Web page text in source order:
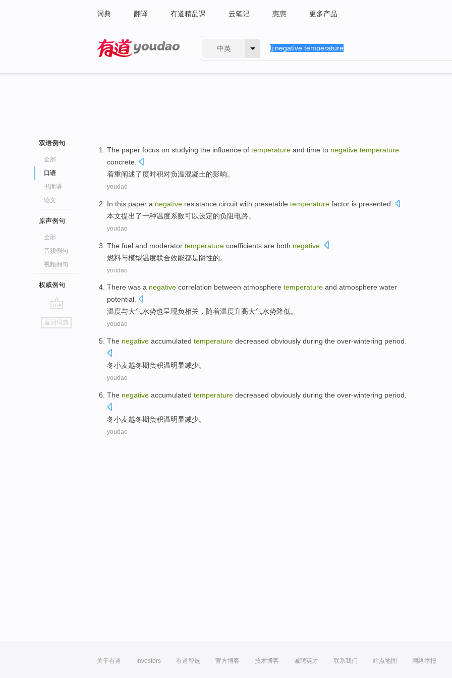
词典 翻译 有道精品课 云笔记 惠惠 更多产品
中英
双语例句
全部
口语
书面语
论文
原声例句
全部
音频例句
视频例句
权威例句
go
top
返回词典
The paper focus on studying the influence of temperature and time to negative temperature
concrete
着重阐述了 度时积对负温混凝土的影响。
youdao
In this paper a negative resistance circuit with presetable temperature factor is presented
本文提出了一种温度系数可以设定的负 阻电路。
youdao
The fuel and moderator temperature coefficients are both negative
燃料与模型温度联合效能都是阴性的。
youdao
There was a negative correlation between atmosphere temperature and atmosphere water
potential.
温度与大气水势也呈现负相关 ，随着温度升高大气水势降低。
youdao
The negative accumulated temperature decreased obviously during the over-wintering period
冬小麦越冬期负积温明显减少。
youdao
The negative accumulated temperature decreased obviously during the over-wintering period
冬小麦越冬期负积温明显减少。
youdao
关于有道 Investors 有道智选 官方博客 技术博客 诚聘英才 联系我们 站点地图 网络举报